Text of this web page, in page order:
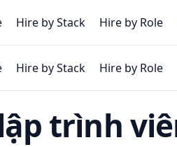
Hire by Stack Hire by Role
Hire by Stack Hire by Role
trình